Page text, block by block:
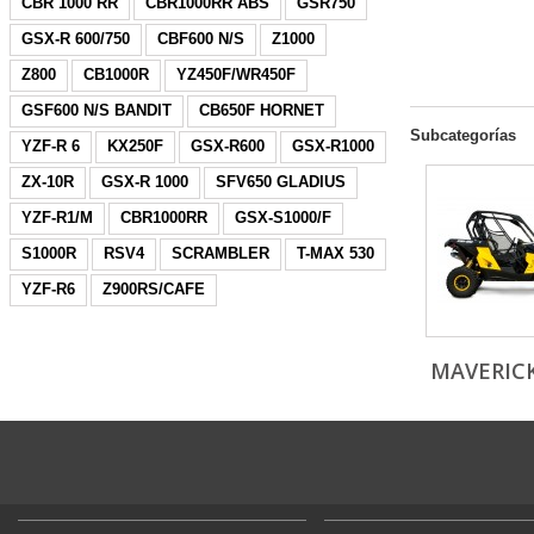
GSX-R 600/750
CBF600 N/S
Z1000
Z800
CB1000R
YZ450F/WR450F
GSF600 N/S BANDIT
CB650F HORNET
YZF-R 6
KX250F GSX-R600
GSX-R1000
ZX-10R
GSX-R 1000
SFV650 GLADIUS
YZF-R1/M
CBR1000RR
GSX-S1000/F
S1000R
RSV4 SCRAMBLER
T-MAX 530
YZF-R6
Z900RS/CAFE
Subcategorías